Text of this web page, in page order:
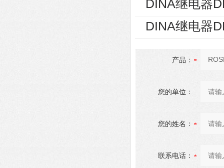
DINA继电器
DINA继电器
产品：
您的单位：
您的姓名：
联系电话：